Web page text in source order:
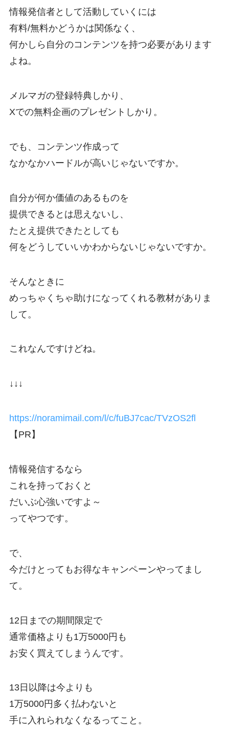
情報発信者として活動していくには
有料/無料かどうかは関係なく、
何かしら自分のコンテンツを持つ必要があります
よね。
メルマガの登録特典しかり、
Xでの無料企画のプレゼントしかり。
でも、コンテンツ作成って
なかなかハードルが高いじゃないですか。
自分が何か価値のあるものを
提供できるとは思えないし、
たとえ提供できたとしても
何をどうしていいかわからないじゃないですか。
そんなときに
めっちゃくちゃ助けになってくれる教材がありま
して。
これなんですけどね。
↓↓↓
https://noramimail.com/l/c/fuBJ7cac/TVzOS2fl
【PR】
情報発信するなら
これを持っておくと
だいぶ心強いですよ～
ってやつです。
で、
今だけとってもお得なキャンペーンやってまし
て。
12日までの期間限定で
通常価格よりも1万5000円も
お安く買えてしまうんです。
13日以降は今よりも
1万5000円多く払わないと
手に入れられなくなるってこと。